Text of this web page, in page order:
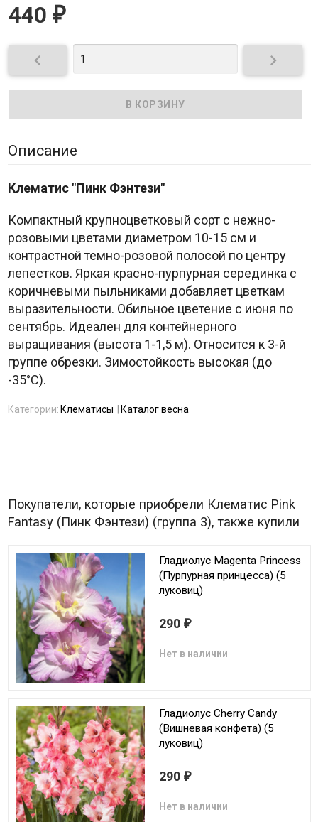
440 ₽
 
Описание
Клематис "Пинк Фэнтези"
Компактный крупноцветковый сорт с нежно-
розовыми цветами диаметром 10-15 см и
контрастной темно-розовой полосой по центру
лепестков. Яркая красно-пурпурная серединка с
коричневыми пыльниками добавляет цветкам
выразительности. Обильное цветение с июня по
сентябрь. Идеален для контейнерного
выращивания (высота 1-1,5 м). Относится к 3-й
группе обрезки. Зимостойкость высокая (до
-35°C).
Категории: Клематисы Каталог весна
Покупатели, которые приобрели Клематис Pink
Fantasy (Пинк Фэнтези) (группа 3), также купили
Гладиолус Magenta Princess
(Пурпурная принцесса) (5
луковиц)
290 ₽
Нет в наличии
Гладиолус Cherry Candy
(Вишневая конфета) (5
луковиц)
290 ₽
Нет в наличии